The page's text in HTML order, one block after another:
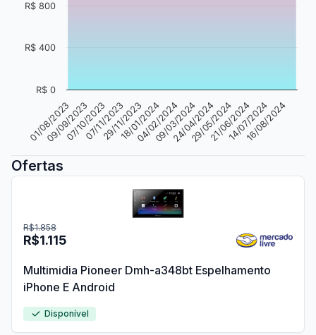
01/08/2023
09/09/2023
07/10/2023
07/11/2023
29/11/2023
18/01/2024
04/02/2024
09/03/2024
24/04/2024
29/05/2024
21/06/2024
14/07/2024
16/08/2024
R$ 0
R$ 400
R$ 800
Ofertas
R$1.115
R$1.858
Multimidia Pioneer Dmh-a348bt Espelhamento
iPhone E Android
Disponível